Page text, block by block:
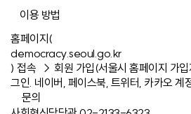
이용 방법
홈페이지(
democracy.seoul.go.kr
) 접속 → 회원 가입(서울시 홈페이지 가입
그인. 네이버, 페이스북, 트위터, 카카오 계
문의